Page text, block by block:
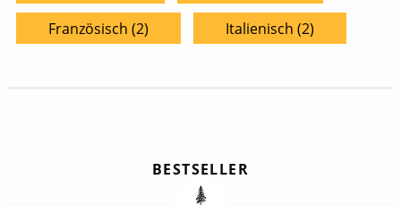
Französisch (2) Italienisch (2)
BESTSELLER